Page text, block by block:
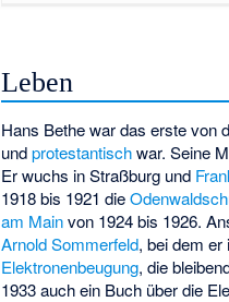
Leben
Hans Bethe war das erste von
undprotestantischwar. Seine
Er wuchs in Straßburg und
1918 bis 1921 die
am Mainvon 1924 bis 1926.
Arnold Sommerfeld, bei dem
Elektronenbeugung, die
1933 auch ein Buch über die